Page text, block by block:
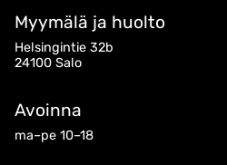
Myymälä ja huolto
Helsingintie 32b
24100 Salo
Avoinna
ma–pe 10–18